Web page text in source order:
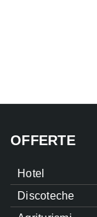
OFFERTE
Hotel
Discoteche